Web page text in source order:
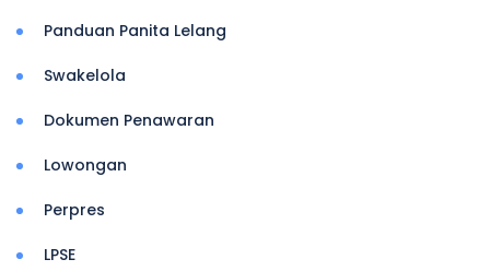
Panduan Panita Lelang
Swakelola
Dokumen Penawaran
Lowongan
Perpres
LPSE